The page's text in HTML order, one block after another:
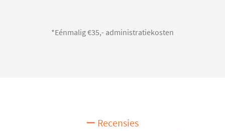
*Eénmalig €35,- administratiekosten
Recensies